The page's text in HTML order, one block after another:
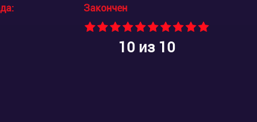
Закончен
10из 10